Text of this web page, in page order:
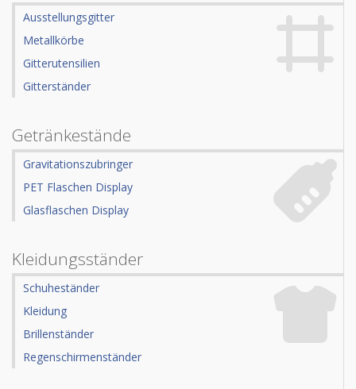
Ausstellungsgitter
Metallkörbe
Gitterutensilien
Gitterständer
Getränkestände
Gravitationszubringer
PET Flaschen Display
Glasflaschen Display
Kleidungsständer
Schuheständer
Kleidung
Brillenständer
Regenschirmenständer